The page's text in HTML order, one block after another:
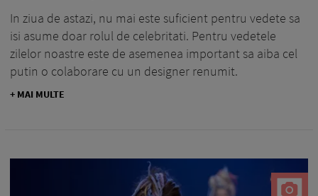
In ziua de astazi, nu mai este suficient pentru vedete sa
isi asume doar rolul de celebritati. Pentru vedetele
zilelor noastre este de asemenea important sa aiba cel
putin o colaborare cu un designer renumit.
+ MAI MULTE